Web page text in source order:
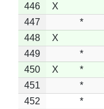
446
X
447
*
448
X
449
*
450
X *
451
*
452
*